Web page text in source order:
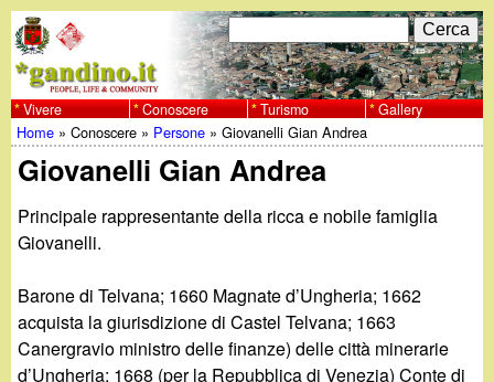
al
contenuto
principale
w
w
w
.
g
F
o
r
m
d
r
i
C
e
r
c
a
Vivere Conoscere Turismo Gallery
Tu
sei
qui
Home »Conoscere » Persone »Giovanelli Gian Andrea
Giovanelli Gian Andrea
Principale rappresentante della ricca e nobile famiglia
Giovanelli.
Barone di Telvana; 1660 Magnate d’Ungheria; 1662
acquista la giurisdizione di Castel Telvana; 1663
Canergravio ministro delle finanze) delle città minerarie
d’Ungheria; 1668 (per la Repubblica di Venezia) Conte di